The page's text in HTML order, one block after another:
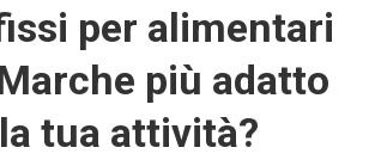
per alimentari
più adatto
tua attività?